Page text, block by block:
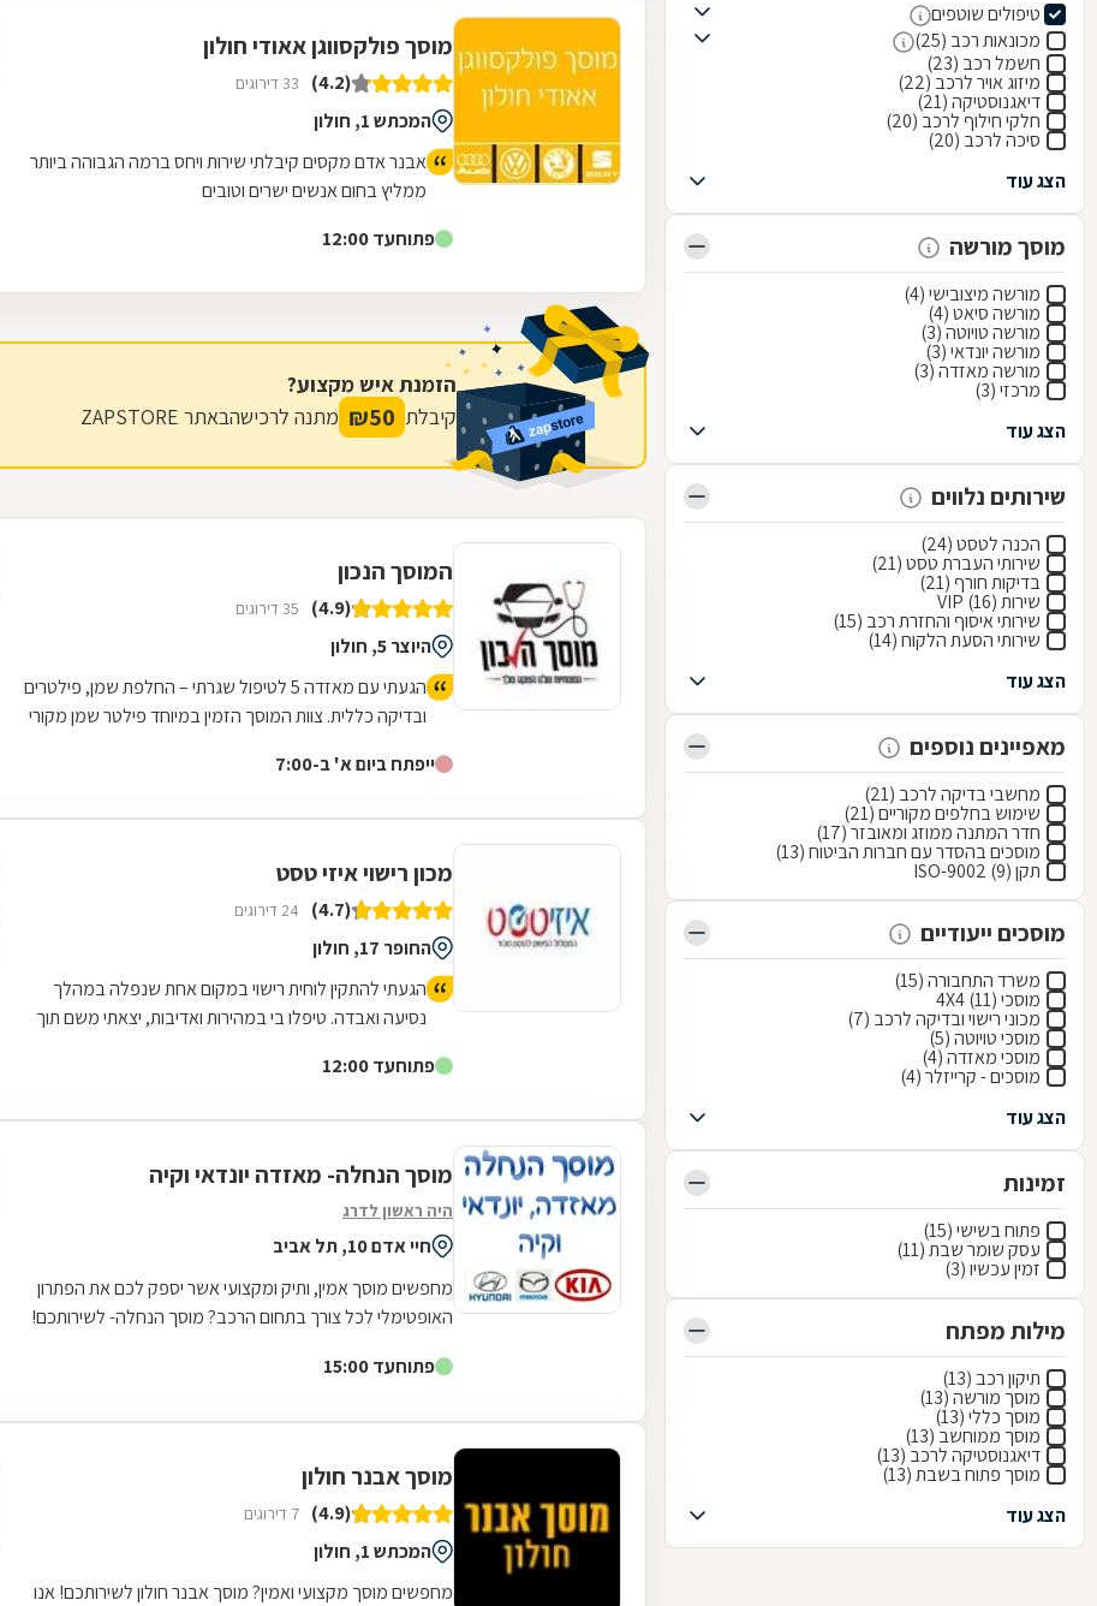
טיפולים שוטפים
מכונאות רכב (25)
חשמל רכב (23)
מיזוג אויר לרכב (22)
דיאגנוסטיקה (21)
חלקי חילוף לרכב (20)
סיכה לרכב (20)
הצג עוד
מוסך מורשה
מורשה מיצובישי (4)
מורשה סיאט (4)
מורשה טויוטה (3)
מורשה יונדאי (3)
מורשה מאזדה (3)
מרכזי (3)
הצג עוד
שירותים נלווים
הכנה לטסט (24)
שירותי העברת טסט (21)
בדיקות חורף (21)
שירות VIP (16)
שירותי איסוף והחזרת רכב (15)
שירותי הסעת הלקוח (14)
הצג עוד
מאפיינים נוספים
מחשבי בדיקה לרכב (21)
שימוש בחלפים מקוריים (21)
חדר המתנה ממוזג ומאובזר (17)
מוסכים בהסדר עם חברות הביטוח (13)
תקן ISO-9002 (9)
מוסכים ייעודיים
משרד התחבורה (15)
מוסכי 4X4 (11)
מכוני רישוי ובדיקה לרכב (7)
מוסכי טויוטה (5)
מוסכי מאזדה (4)
מוסכים - קרייזלר (4)
הצג עוד
זמינות
פתוח בשישי (15)
עסק שומר שבת (11)
זמין עכשיו (3)
מילות מפתח
תיקון רכב (13)
מוסך מורשה (13)
מוסך כללי (13)
מוסך ממוחשב (13)
דיאגנוסטיקה לרכב (13)
מוסך פתוח בשבת (13)
הצג עוד
מוסך פולקסווגן אאודי חולון
(4.2) 33 דירוגים
המכתש 1, חולון
אבנר אדם מקסים קיבלתי שירות ויחס ברמה הגבוהה ביותר
ממליץ בחום אנשים ישרים וטובים
פתוחעד 12:00
הזמנת איש מקצוע?
קיבלת 50
₪ מתנה לרכישהבאתר ZAPSTORE
המוסך הנכון
(4.9) 35 דירוגים
היוצר 5, חולון
הגעתי עם מאזדה 5 לטיפול שגרתי – החלפת שמן, פילטרים
ובדיקה כללית. צוות המוסך הזמין במיוחד פילטר שמן מקורי
לחום והעומס של הקיץ בישראל. הכל בוצע בצורה מאוד
ייפתח ביום א' ב-7:00
מכון רישוי איזי טסט
(4.7) 24 דירוגים
החופר 17, חולון
הגעתי להתקין לוחית רישוי במקום אחת שנפלה במהלך
נסיעה ואבדה. טיפלו בי במהירות ואדיבות, יצאתי משם תוך
פתוחעד 12:00
מוסך הנחלה- מאזדה יונדאי וקיה
היה ראשון לדרג
חיי אדם 10, תל אביב
מחפשים מוסך אמין, ותיק ומקצועי אשר יספק לכם את הפתרון
האופטימלי לכל צורך בתחום הרכב? מוסך הנחלה- לשירותכם!
פתוחעד 15:00
מוסך אבנר חולון
(4.9) 7 דירוגים
המכתש 1, חולון
מחפשים מוסך מקצועי ואמין? מוסך אבנר חולון לשירותכם! אנו